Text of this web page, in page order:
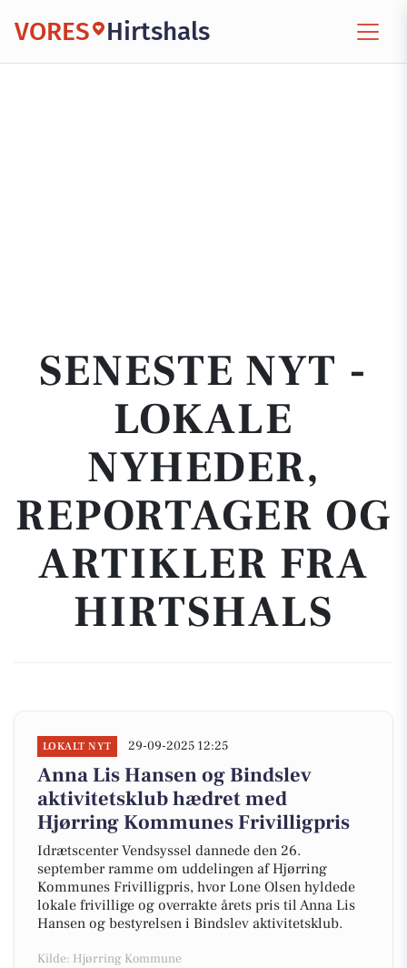
VORES Hirtshals
SENESTE NYT -
LOKALE
NYHEDER,
REPORTAGER OG
ARTIKLER FRA
HIRTSHALS
LOKALT NYT 29-09-2025 12:25
Anna Lis Hansen og Bindslev
aktivitetsklub hædret med
Hjørring Kommunes Frivilligpris
Idrætscenter Vendsyssel dannede den 26.
september ramme om uddelingen af Hjørring
Kommunes Frivilligpris, hvor Lone Olsen hyldede
lokale frivillige og overrakte årets pris til Anna Lis
Hansen og bestyrelsen i Bindslev aktivitetsklub.
Kilde: Hjørring Kommune